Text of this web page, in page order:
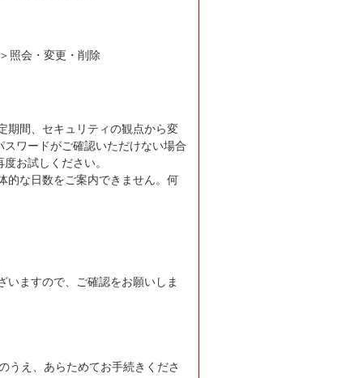
照会・変更・削除
期間、セキュリティの観点から変
ワードがご確認いただけない場合
お試しください。
的な日数をご案内できません。何
いますので、ご確認をお願いしま
うえ、あらためてお手続きくださ